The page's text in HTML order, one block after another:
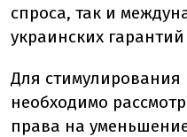
спроса, так и
украинских
Для стимулирования
необходимо
права на